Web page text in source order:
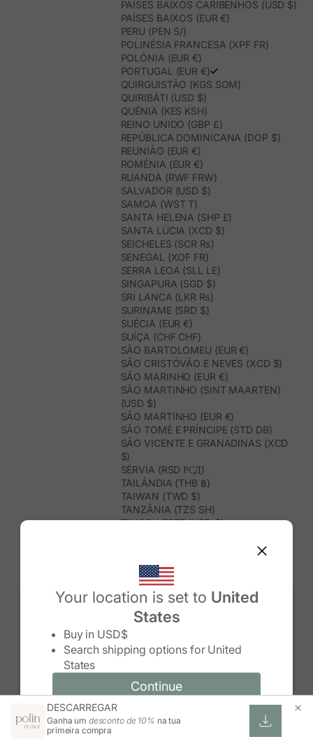
Your location is set to United
States
Buy in USD$
Search shipping options for United
States
Continue
Change country/region and language
Change country/region
Continue
PAÍSES BAIXOS CARIBENHOS (USD $)
PAÍSES BAIXOS (EUR €)
PERU (PEN S/)
POLINÉSIA FRANCESA (XPF FR)
POLÓNIA (EUR €)
PORTUGAL (EUR €)
QUIRGUISTÃO (KGS SOM)
QUIRIBÁTI (USD $)
QUÉNIA (KES KSH)
REINO UNIDO (GBP £)
REPÚBLICA DOMINICANA (DOP $)
REUNIÃO (EUR €)
ROMÉNIA (EUR €)
RUANDA (RWF FRW)
SALVADOR (USD $)
SAMOA (WST T)
SANTA HELENA (SHP £)
SANTA LÚCIA (XCD $)
SEICHELES (SCR ₨)
SENEGAL (XOF FR)
SERRA LEOA (SLL LE)
SINGAPURA (SGD $)
SRI LANCA (LKR ₨)
SURINAME (SRD $)
SUÉCIA (EUR €)
SUÍÇA (CHF CHF)
SÃO BARTOLOMEU (EUR €)
SÃO CRISTÓVÃO E NEVES (XCD $)
SÃO MARINHO (EUR €)
SÃO MARTINHO (SINT MAARTEN)
(USD $)
SÃO MARTINHO (EUR €)
SÃO TOMÉ E PRÍNCIPE (STD DB)
SÃO VICENTE E GRANADINAS (XCD
$)
SÉRVIA (RSD РСД)
TAILÂNDIA (THB ฿)
TAIWAN (TWD $)
TANZÂNIA (TZS SH)
TIMOR-LESTE (USD $)
TRINDADE E TOBAGO (TTD $)
TUNÍSIA (USD $)
TURQUEMENISTÃO (USD $)
TURQUIA (TRY ₺)
TUVALU (AUD $)
UGANDA (UGX USH)
URUGUAI (UYU $U)
USBEQUISTÃO (UZS SO'M)
VENEZUELA (USD $)
VIETNAME (VND ₫)
WALLIS E FUTUNA (XPF FR)
ZIMBABUÉ (USD $)
DESCARREGAR
Ganha um desconto de 10% na tua
primeira compra